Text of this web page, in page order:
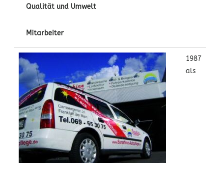
Qualität und Umwelt
Mitarbeiter
1987
als